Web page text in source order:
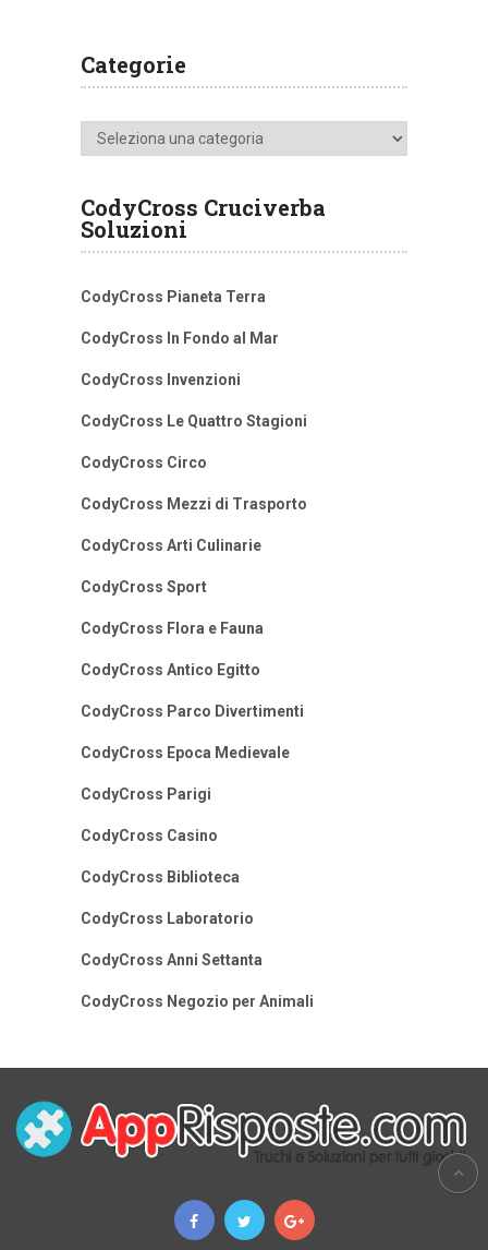
Categorie
Categorie
CodyCross Cruciverba
Soluzioni
CodyCross Pianeta Terra
CodyCross In Fondo al Mar
CodyCross Invenzioni
CodyCross Le Quattro Stagioni
CodyCross Circo
CodyCross Mezzi di Trasporto
CodyCross Arti Culinarie
CodyCross Sport
CodyCross Flora e Fauna
CodyCross Antico Egitto
CodyCross Parco Divertimenti
CodyCross Epoca Medievale
CodyCross Parigi
CodyCross Casino
CodyCross Biblioteca
CodyCross Laboratorio
CodyCross Anni Settanta
CodyCross Negozio per Animali